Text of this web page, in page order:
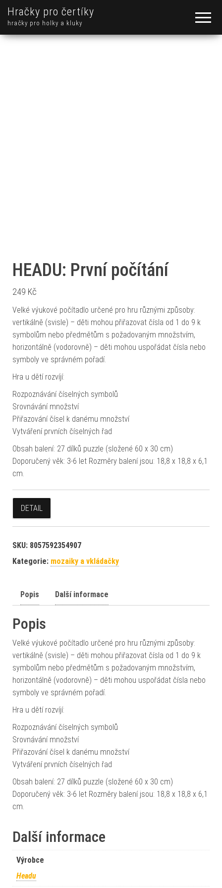
Hračky pro čertíky
hračky pro holky a kluky
HEADU: První počítání
249 Kč
Velké výukové počítadlo určené pro hru různými způsoby:
vertikálně (svisle) – děti mohou přiřazovat čísla od 1 do 9 k
symbolům nebo předmětům s požadovaným množstvím,
horizontálně (vodorovně) – děti mohou uspořádat čísla nebo
symboly ve správném pořadí.
Hra u dětí rozvíjí:
Rozpoznávání číselných symbolů
Srovnávání množství
Přiřazování čísel k danému množství
Vytváření prvních číselných řad
Obsah balení: 27 dílků puzzle (složené 60 x 30 cm)
Doporučený věk: 3-6 let Rozměry balení jsou: 18,8 x 18,8 x 6,1
cm.
DETAIL
SKU: 8057592354907
Kategorie: mozaiky a vkládačky
Popis Další informace
Popis
Velké výukové počítadlo určené pro hru různými způsoby:
vertikálně (svisle) – děti mohou přiřazovat čísla od 1 do 9 k
symbolům nebo předmětům s požadovaným množstvím,
horizontálně (vodorovně) – děti mohou uspořádat čísla nebo
symboly ve správném pořadí.
Hra u dětí rozvíjí:
Rozpoznávání číselných symbolů
Srovnávání množství
Přiřazování čísel k danému množství
Vytváření prvních číselných řad
Obsah balení: 27 dílků puzzle (složené 60 x 30 cm)
Doporučený věk: 3-6 let Rozměry balení jsou: 18,8 x 18,8 x 6,1
cm.
Další informace
Výrobce
Headu